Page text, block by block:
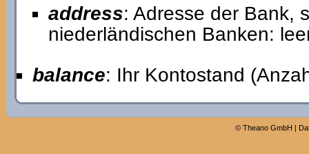
address: Adresse der Bank,
niederländischen Banken:
balance: Ihr Kontostand
© Theano GmbH |